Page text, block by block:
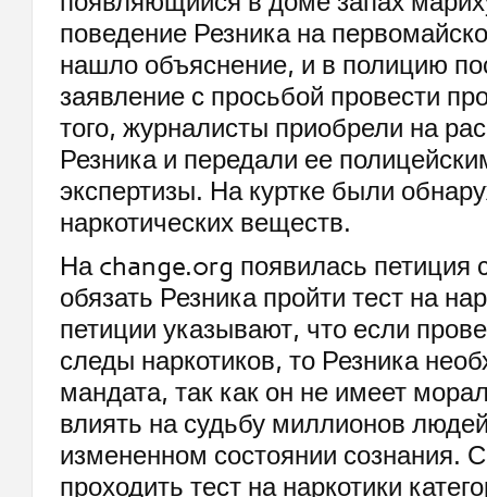
поведение Резника на
нашло объяснение, и в полицию
заявление с просьбой провести
того, журналисты приобрели на
Резника и передали ее
экспертизы. На куртке были
наркотических веществ.
На change.org появилась петиция
обязать Резника пройти тест на
петиции указывают, что если
следы наркотиков, то Резника
мандата, так как он не имеет
влиять на судьбу миллионов
измененном состоянии сознания.
проходить тест на наркотики